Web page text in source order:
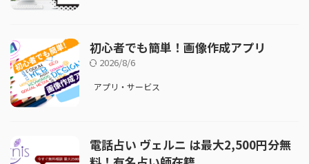
初心者でも簡単！画像作成アプリ
2026/8/6
アプリ・サービス
電話占い ヴェルニ は最大2,500円分無